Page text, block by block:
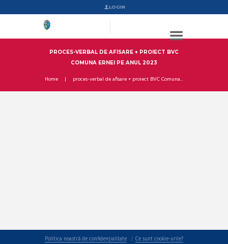
LOGIN
PROCES-VERBAL DE AFISARE + PROIECT BVC
COMUNA ERNEI PE ANUL 2023
Home proces-verbal de afisare + proiect BVC Comuna...
Politica noastră de confidențialitate
Ce sunt cookie-urile?